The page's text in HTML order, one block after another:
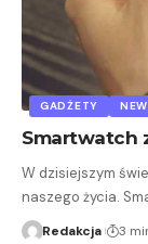
GADŻETY
Smartwatch
W dzisiejszym
naszego życia.
Redakcja 3